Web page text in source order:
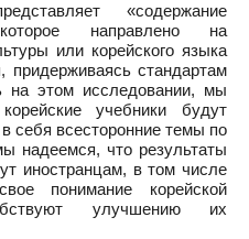
«содержание
направлено на
или корейского языка
стандартам
на этом исследовании, мы
учебники будут
себя всесторонние темы по
надеемся, что результаты
иностранцам, в том числе
понимание корейской
улучшению их